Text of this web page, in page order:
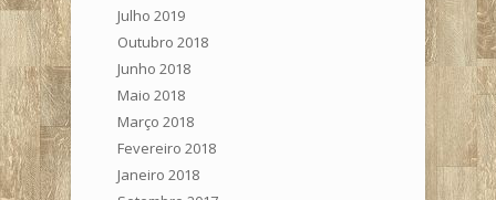
Julho 2019
Outubro 2018
Junho 2018
Maio 2018
Março 2018
Fevereiro 2018
Janeiro 2018